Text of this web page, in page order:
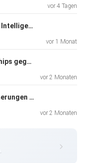
vor 4 Tagen
Episode 110: Der Sommer der Intelligenz
vor 1 Monat
Episode 109: Wer hat meine Chips gegessen?
vor 2 Monaten
Episode 108: Trauer und Erinnerungen im Netz
vor 2 Monaten